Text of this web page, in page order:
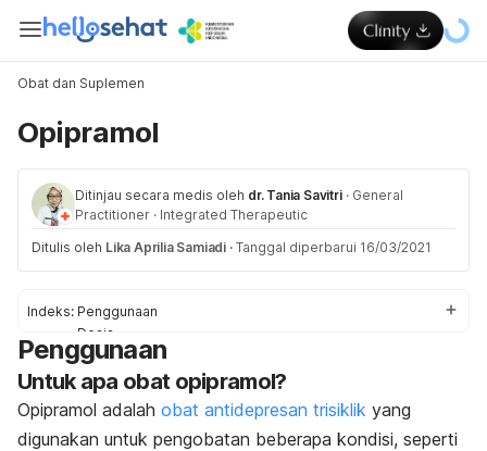
Obat dan Suplemen
Opipramol
Ditinjau secara medis oleh dr. Tania Savitri · General
Practitioner · Integrated Therapeutic
Ditulis oleh Lika Aprilia Samiadi · Tanggal diperbarui 16/03/2021
Indeks: Penggunaan
Dosis
Efek Samping
Pencegahan & Peringatan
Interaksi
Overdosis
Penggunaan
Untuk apa obat opipramol?
Opipramol adalah obat antidepresan trisiklik yang
digunakan untuk pengobatan beberapa kondisi, seperti